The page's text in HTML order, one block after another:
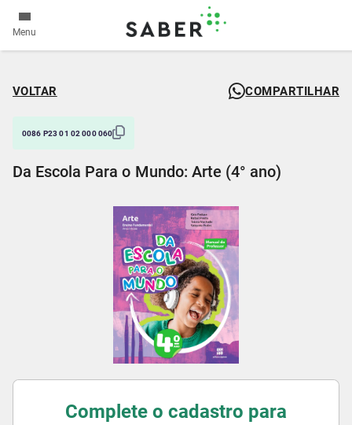
Menu
VOLTAR COMPARTILHAR
0086 P23 01 02 000 060
Da Escola Para o Mundo: Arte (4° ano)
Complete o cadastro para